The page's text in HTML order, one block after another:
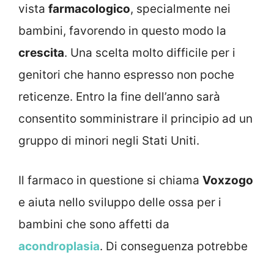
vista farmacologico, specialmente nei
bambini, favorendo in questo modo la
crescita. Una scelta molto difficile per i
genitori che hanno espresso non poche
reticenze. Entro la fine dell’anno sarà
consentito somministrare il principio ad un
gruppo di minori negli Stati Uniti.
Il farmaco in questione si chiama Voxzogo
e aiuta nello sviluppo delle ossa per i
bambini che sono affetti da
acondroplasia. Di conseguenza potrebbe